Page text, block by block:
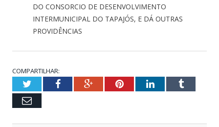
DO CONSORCIO DE DESENVOLVIMENTO
INTERMUNICIPAL DO TAPAJÓS, E DÁ OUTRAS
PROVIDÊNCIAS
COMPARTILHAR:
TwitterFacebookGoogle+PinterestLinkedInTumblr
Email